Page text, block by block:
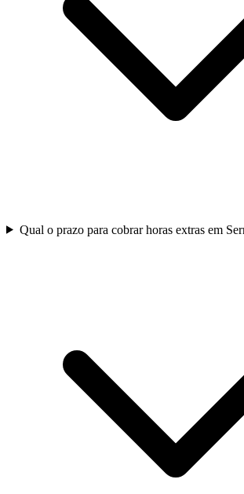
Qual o prazo para cobrar horas extras em